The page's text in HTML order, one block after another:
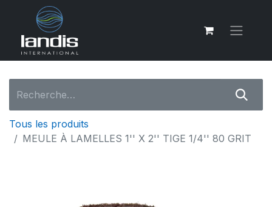
Tous les produits
MEULE À LAMELLES 1'' X 2'' TIGE 1/4'' 80 GRIT